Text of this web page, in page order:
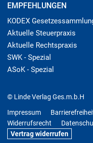
EMPFEHLUNGEN
KODEX
Aktuelle Steuerpraxis
Aktuelle Rechtspraxis
SWK - Spezial
ASoK - Spezial
© Linde Verlag Ges.m.b.H
Impressum
Widerrufsrecht
Vertrag widerrufen